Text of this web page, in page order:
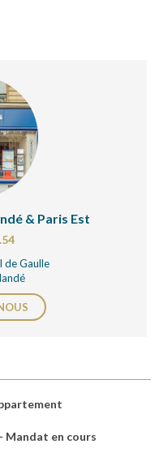
& Paris Est
de Gaulle
Mandat en cours